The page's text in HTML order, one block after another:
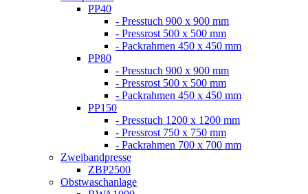
PP40
- Presstuch 900 x 900 mm
- Pressrost 500 x 500 mm
- Packrahmen 450 x 450 mm
PP80
- Presstuch 900 x 900 mm
- Pressrost 500 x 500 mm
- Packrahmen 450 x 450 mm
PP150
- Presstuch 1200 x 1200 mm
- Pressrost 750 x 750 mm
- Packrahmen 700 x 700 mm
Zweibandpresse
ZBP2500
Obstwaschanlage